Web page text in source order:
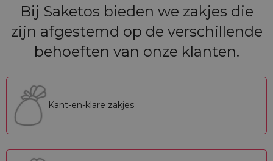
Bij Saketos bieden we zakjes die
zijn afgestemd op de verschillende
behoeften van onze klanten.
Kant-en-klare zakjes